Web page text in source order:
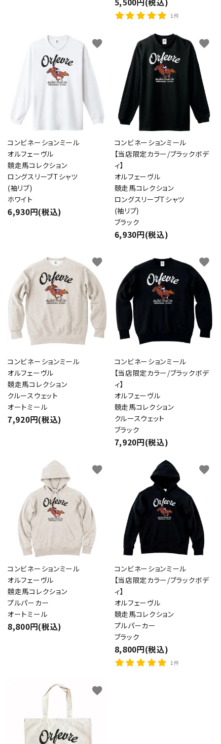
1件
コンビネーションミール
オルフェーヴル
競走馬コレクション
ロングスリーブTシャツ
(袖リブ)
ホワイト
6,930円(税込)
favorite
コンビネーションミール
【当店限定カラー/ブラックボデ
ィ】
オルフェーヴル
競走馬コレクション
ロングスリーブTシャツ
(袖リブ)
ブラック
6,930円(税込)
favorite
コンビネーションミール
オルフェーヴル
競走馬コレクション
クルースウェット
オートミール
7,920円(税込)
favorite
コンビネーションミール
【当店限定カラー/ブラックボデ
ィ】
オルフェーヴル
競走馬コレクション
クルースウェット
ブラック
7,920円(税込)
favorite
コンビネーションミール
オルフェーヴル
競走馬コレクション
プルパーカー
オートミール
8,800円(税込)
favorite
コンビネーションミール
【当店限定カラー/ブラックボデ
ィ】
オルフェーヴル
競走馬コレクション
プルパーカー
ブラック
8,800円(税込)
1件
favorite
favorite